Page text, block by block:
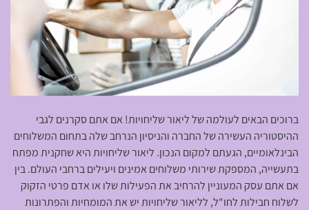
ברוכים הבאים לעולמה של ליאור שליחויות! אם אתם סקרנים לגבי
ההיסטוריה העשירה של החברה והניסיון הנרחב שלה בתחום המשלוחים
הבינלאומיים, הגעתם למקום הנכון. ליאור שליחויות היא שחקנית מפתח
בתעשייה, המספקת שירותי משלוחים אמינים ויעילים ברחבי העולם. בין
אם אתם עסק המעוניין להרחיב את הפעילות שלו או אדם פרטי הזקוק
לשלוח חבילות לחו"ל, לליאור שליחויות יש את המומחיות והפתרונות